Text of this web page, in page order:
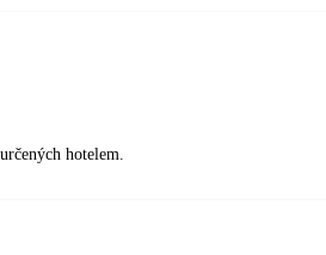
hotelem.